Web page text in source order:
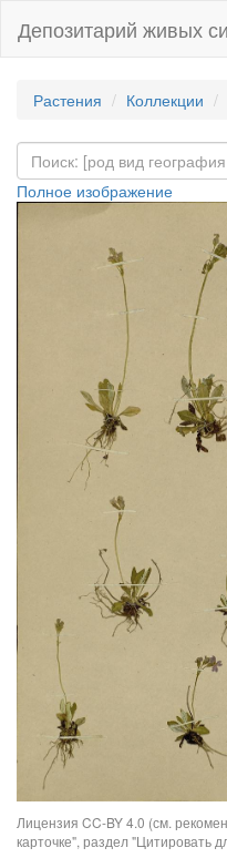
Депозитарий живых
Растения Коллекции
Полное изображение
Лицензия CC-BY 4.0 (см.
карточке", раздел "Цитировать